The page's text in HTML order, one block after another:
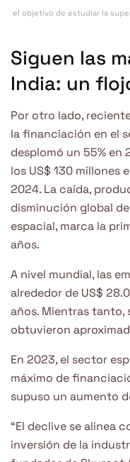
el objetivo de estudiar la
Siguen las
India: un
Por otro lado,
la financiación en el
desplomó un 55% en
los US$ 130 millones
2024. La caída,
disminución global
espacial, marca la
años.
A nivel mundial, las
alrededor de US$
años. Mientras
obtuvieron
En 2023, el sector
máximo de
supuso un aumento
“El declive se alinea
inversión de la